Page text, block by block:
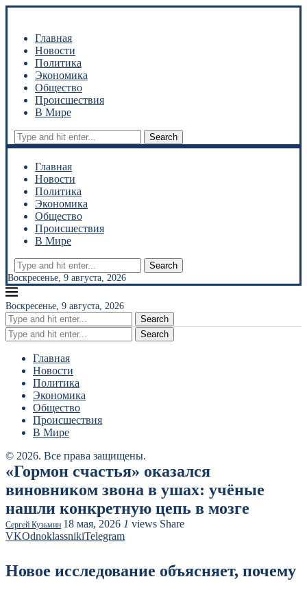
Главная
Новости
Политика
Экономика
Общество
Происшествия
В Мире
Search
Главная
Новости
Политика
Экономика
Общество
Происшествия
В Мире
Search
Воскресенье, 9 августа, 2026
Воскресенье, 9 августа, 2026
Search
Search
Главная
Новости
Политика
Экономика
Общество
Происшествия
В Мире
© 2026. Все права защищены.
«Гормон счастья» оказался
виновником звона в ушах: учёные
нашли конкретную цепь в мозге
Сергей Кузьмин 18 мая, 2026 1 views Share
VKOdnoklassnikiTelegram
Новое исследование объясняет, почему